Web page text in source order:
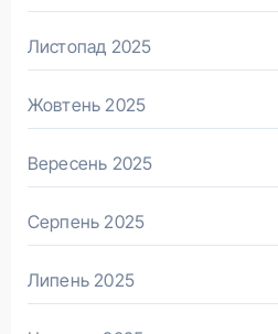
Листопад 2025
Жовтень 2025
Вересень 2025
Серпень 2025
Липень 2025